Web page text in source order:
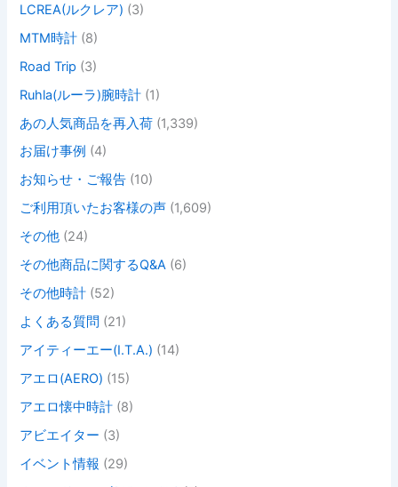
LCREA(ルクレア) (3)
MTM時計 (8)
Road Trip (3)
Ruhla(ルーラ)腕時計 (1)
あの人気商品を再入荷 (1,339)
お届け事例 (4)
お知らせ・ご報告 (10)
ご利用頂いたお客様の声 (1,609)
その他 (24)
その他商品に関するQ&A (6)
その他時計 (52)
よくある質問 (21)
アイティーエー(I.T.A.) (14)
アエロ(AERO) (15)
アエロ懐中時計 (8)
アビエイター (3)
イベント情報 (29)